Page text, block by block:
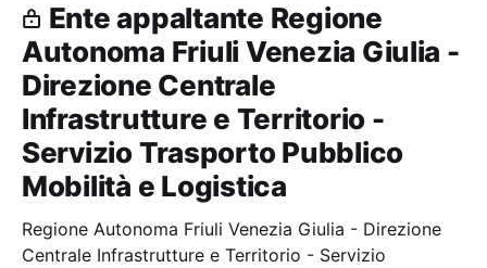
Ente appaltante Regione
Autonoma Friuli Venezia Giulia -
Direzione Centrale
Infrastrutture e Territorio -
Servizio Trasporto Pubblico
Mobilità e Logistica
Regione Autonoma Friuli Venezia Giulia - Direzione
Centrale Infrastrutture e Territorio - Servizio